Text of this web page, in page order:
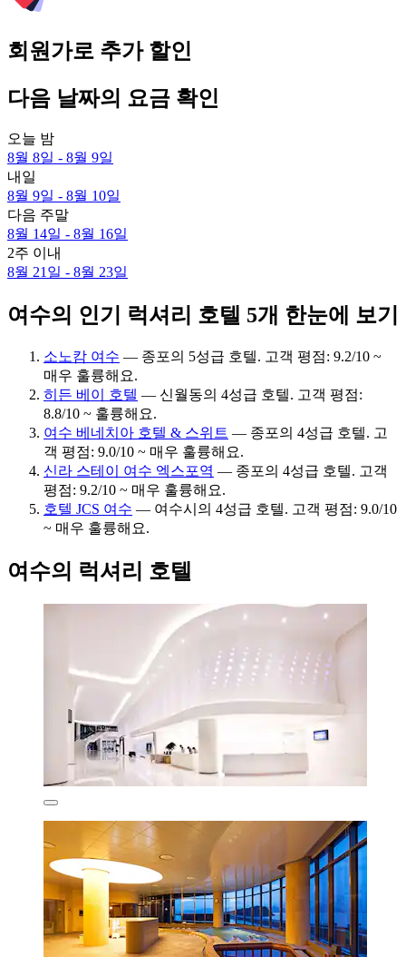
회원가로 추가 할인
다음 날짜의 요금 확인
오늘 밤
8월 8일 - 8월 9일
내일
8월 9일 - 8월 10일
다음 주말
8월 14일 - 8월 16일
2주 이내
8월 21일 - 8월 23일
여수의 인기 럭셔리 호텔 5개 한눈에 보기
소노캄 여수 — 종포의 5성급 호텔. 고객 평점: 9.2/10 ~
매우 훌륭해요.
히든 베이 호텔 — 신월동의 4성급 호텔. 고객 평점:
8.8/10 ~ 훌륭해요.
여수 베네치아 호텔 & 스위트 — 종포의 4성급 호텔. 고
객 평점: 9.0/10 ~ 매우 훌륭해요.
신라 스테이 여수 엑스포역 — 종포의 4성급 호텔. 고객
평점: 9.2/10 ~ 매우 훌륭해요.
호텔 JCS 여수 — 여수시의 4성급 호텔. 고객 평점: 9.0/10
~ 매우 훌륭해요.
여수의 럭셔리 호텔